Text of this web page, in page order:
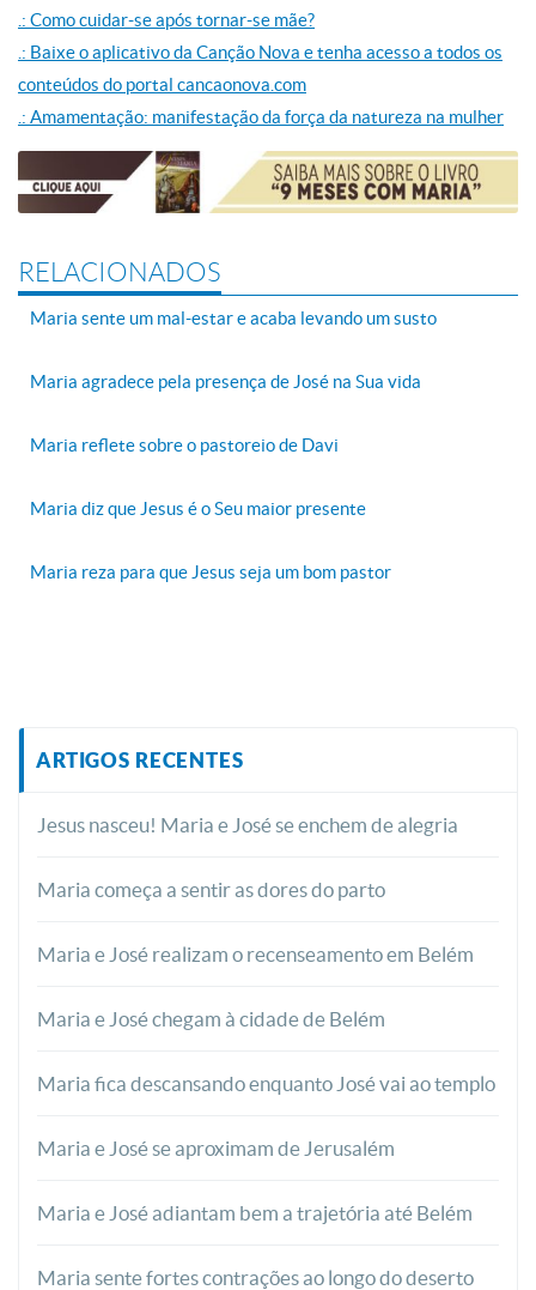
.: Como cuidar-se após tornar-se mãe?
.: Baixe o aplicativo da Canção Nova e tenha acesso a todos os
conteúdos do portal cancaonova.com
.: Amamentação: manifestação da força da natureza na mulher
RELACIONADOS
Maria sente um mal-estar e acaba levando um susto
Maria agradece pela presença de José na Sua vida
Maria reflete sobre o pastoreio de Davi
Maria diz que Jesus é o Seu maior presente
Maria reza para que Jesus seja um bom pastor
ARTIGOS RECENTES
Jesus nasceu! Maria e José se enchem de alegria
Maria começa a sentir as dores do parto
Maria e José realizam o recenseamento em Belém
Maria e José chegam à cidade de Belém
Maria fica descansando enquanto José vai ao templo
Maria e José se aproximam de Jerusalém
Maria e José adiantam bem a trajetória até Belém
Maria sente fortes contrações ao longo do deserto